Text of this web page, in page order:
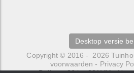
Desktop versie
Copyright © 2016 - 2026
voorwaarden - Privacy